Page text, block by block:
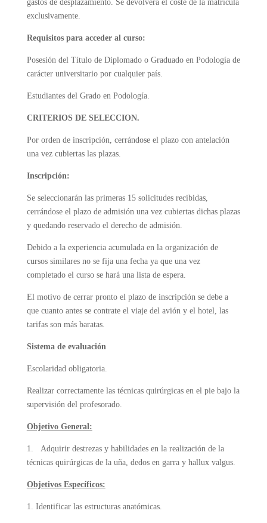
gastos de desplazamiento. Se devolverá el coste de la matricula
exclusivamente.
Requisitos para acceder al curso:
Posesión del Título de Diplomado o Graduado en Podología de
carácter universitario por cualquier país.
Estudiantes del Grado en Podología.
CRITERIOS DE SELECCION.
Por orden de inscripción, cerrándose el plazo con antelación
una vez cubiertas las plazas.
Inscripción:
Se seleccionarán las primeras 15 solicitudes recibidas,
cerrándose el plazo de admisión una vez cubiertas dichas plazas
y quedando reservado el derecho de admisión.
Debido a la experiencia acumulada en la organización de
cursos similares no se fija una fecha ya que una vez
completado el curso se hará una lista de espera.
El motivo de cerrar pronto el plazo de inscripción se debe a
que cuanto antes se contrate el viaje del avión y el hotel, las
tarifas son más baratas.
Sistema de evaluación
Escolaridad obligatoria.
Realizar correctamente las técnicas quirúrgicas en el pie bajo la
supervisión del profesorado.
Objetivo General:
1. Adquirir destrezas y habilidades en la realización de la
técnicas quirúrgicas de la uña, dedos en garra y hallux valgus.
Objetivos Específicos:
1. Identificar las estructuras anatómicas.